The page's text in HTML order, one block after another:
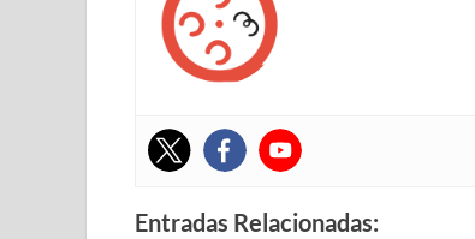
Entradas Relacionadas: